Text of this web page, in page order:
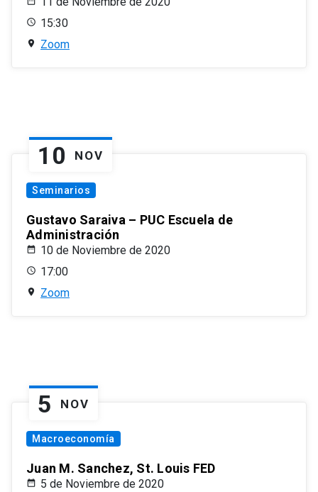
15:30
Zoom
10 NOV
Seminarios
Gustavo Saraiva – PUC Escuela de
Administración
10 de Noviembre de 2020
17:00
Zoom
5 NOV
Macroeconomía
Juan M. Sanchez, St. Louis FED
5 de Noviembre de 2020